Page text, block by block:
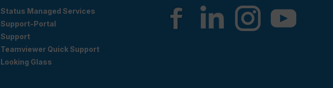
Status Managed Services
Support-Portal
Support
Teamviewer Quick Support
Looking Glass